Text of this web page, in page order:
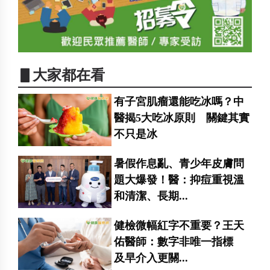
▋大家都在看
有子宮肌瘤還能吃冰嗎？中
醫揭5大吃冰原則 關鍵其實
不只是冰
暑假作息亂、青少年皮膚問
題大爆發！醫：抑痘重視溫
和清潔、長期...
健檢微幅紅字不重要？王天
佑醫師：數字非唯一指標
及早介入更關...